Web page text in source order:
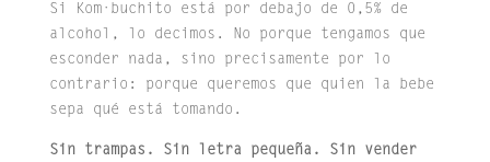
Si Kom·buchito está por debajo de 0,5% de
alcohol, lo decimos. No porque tengamos que
esconder nada, sino precisamente por lo
contrario: porque queremos que quien la bebe
sepa qué está tomando.
Sin trampas. Sin letra pequeña. Sin vender